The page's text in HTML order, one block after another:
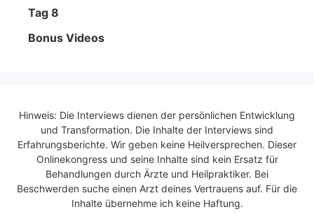
Tag 8
Bonus Vide­os
Hinweis: Die Interviews dienen der persönlichen Entwicklung
und Transformation. Die Inhalte der Interviews sind
Erfahrungsberichte. Wir geben keine Heilversprechen. Dieser
Onlinekongress und seine Inhalte sind kein Ersatz für
Behandlungen durch Ärzte und Heilpraktiker. Bei
Beschwerden suche einen Arzt deines Vertrauens auf. Für die
Inhalte übernehme ich keine Haftung.